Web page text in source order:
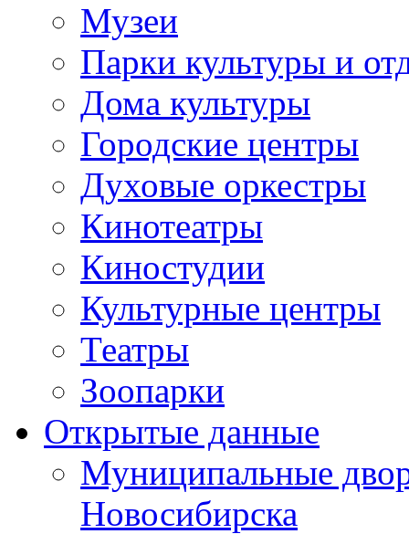
Музеи
Парки культуры и
Дома культуры
Городские центры
Духовые оркестры
Кинотеатры
Киностудии
Культурные центры
Театры
Зоопарки
Открытые данные
Муниципальные
Новосибирска